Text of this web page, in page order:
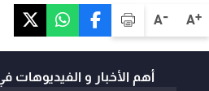
A+
A-
أهم الأخبار و الفيديوهات